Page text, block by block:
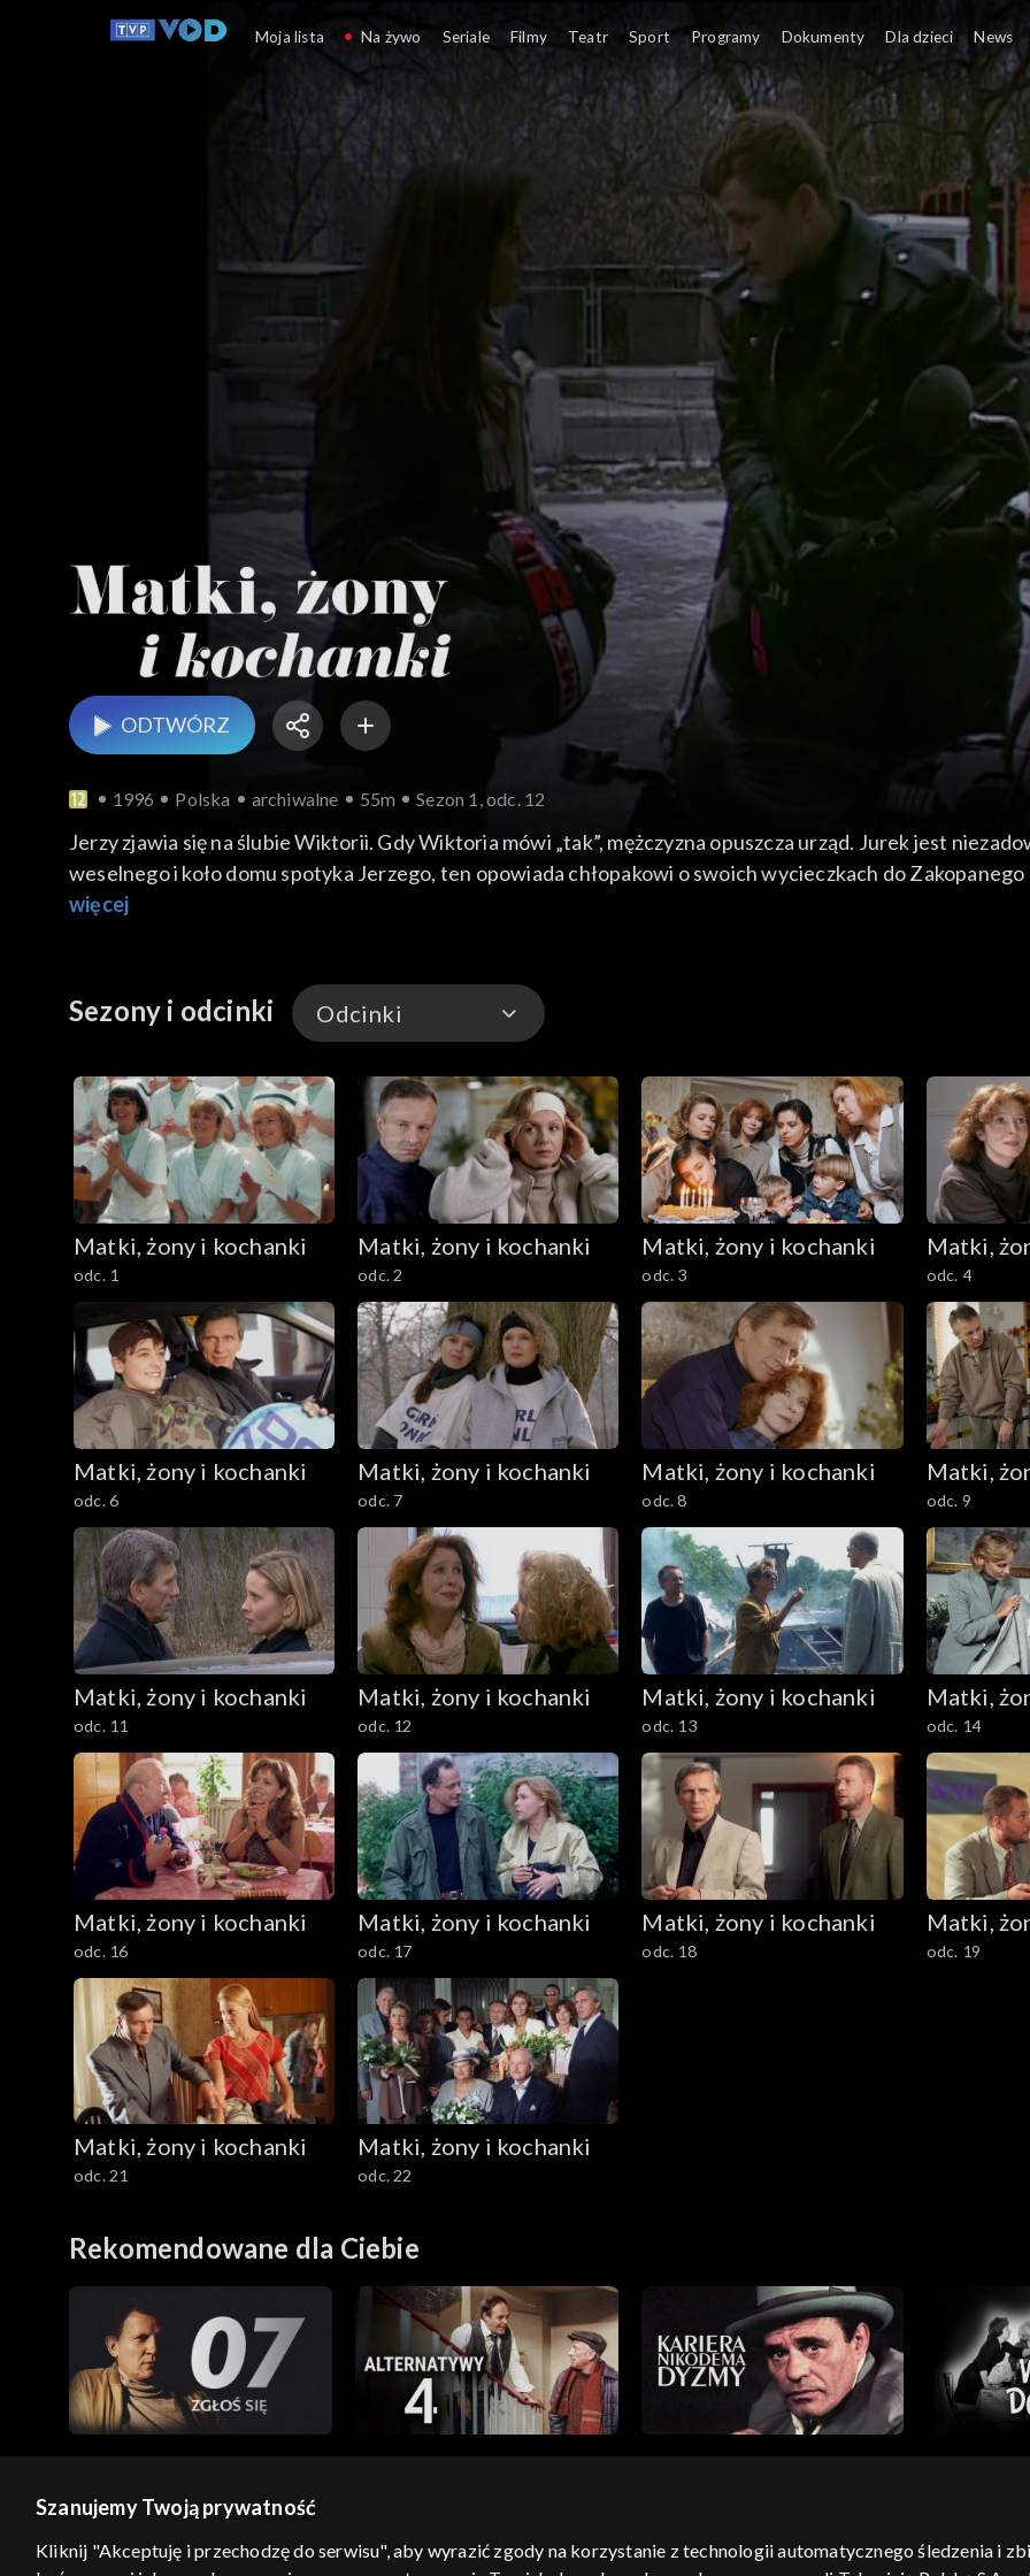
ODTWÓRZ
1996 Polska archiwalne 55m Sezon 1, odc. 12
Jerzy zjawia się na ślubie Wiktorii. Gdy Wiktoria mówi „tak”, mężczyzna opuszcza urząd. Jurek jest
weselnego i koło domu spotyka Jerzego, ten opowiada chłopakowi o swoich wycieczkach do
życzenie, które zawsze potem się spełniało. Cezary przyznaje się gościom weselnym, że dzień ślubu z
Cezarego.
więcej
Sezony i odcinki Odcinki
Odcinki
Matki, żony i kochanki
odc. 1
Matki, żony i kochanki
odc. 2
Matki, żony i kochanki
odc. 3
Matki,
odc. 4
Matki, żony i kochanki
odc. 6
Matki, żony i kochanki
odc. 7
Matki, żony i kochanki
odc. 8
Matki,
odc. 9
Matki, żony i kochanki
odc. 11
Matki, żony i kochanki
odc. 12
Matki, żony i kochanki
odc. 13
Matki,
odc. 14
Matki, żony i kochanki
odc. 16
Matki, żony i kochanki
odc. 17
Matki, żony i kochanki
odc. 18
Matki,
odc. 19
Matki, żony i kochanki
odc. 21
Matki, żony i kochanki
odc. 22
Rekomendowane dla Ciebie
Moja lista Na żywo Seriale Filmy Teatr Sport Programy Dokumenty Dla dzieci News
Szanujemy Twoją prywatność
Kliknij "Akceptuję i przechodzę do serwisu", aby wyrazić zgody na korzystanie z technologii automatycznego śledzenia i